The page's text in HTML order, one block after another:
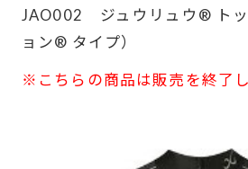
JAO002 ジュウリュウ® トッ
ョン® タイプ）
※こちらの商品は販売を終了し